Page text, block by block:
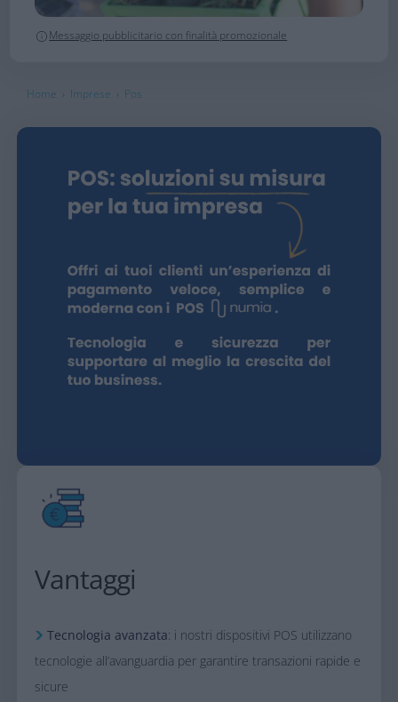
Messaggio pubblicitario con finalità promozionale
Home › Imprese › Pos
Vantaggi
Tecnologia avanzata: i nostri dispositivi POS utilizzano
tecnologie all’avanguardia per garantire transazioni rapide e
sicure